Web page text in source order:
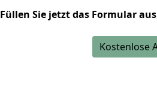
Füllen Sie jetzt das Formular aus
Kostenlose